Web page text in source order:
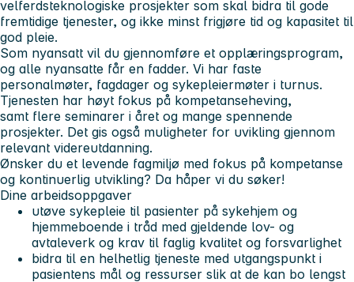
velferdsteknologiske prosjekter som skal bidra til gode
fremtidige tjenester, og ikke minst frigjøre tid og kapasitet til
god pleie.
Som nyansatt vil du gjennomføre et opplæringsprogram,
og alle nyansatte får en fadder. Vi har faste
personalmøter, fagdager og sykepleiermøter i turnus.
Tjenesten har høyt fokus på kompetanseheving,
samt flere seminarer i året og mange spennende
prosjekter. Det gis også muligheter for uvikling gjennom
relevant videreutdanning.
Ønsker du et levende fagmiljø med fokus på kompetanse
og kontinuerlig utvikling? Da håper vi du søker!
Dine arbeidsoppgaver
utøve sykepleie til pasienter på sykehjem og
hjemmeboende i tråd med gjeldende lov- og
avtaleverk og krav til faglig kvalitet og forsvarlighet
bidra til en helhetlig tjeneste med utgangspunkt i
pasientens mål og ressurser slik at de kan bo lengst